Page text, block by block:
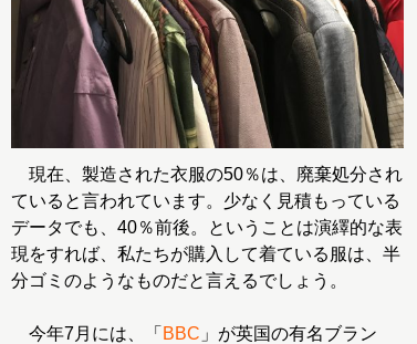
現在、製造された衣服の50％は、廃棄処分され
ていると言われています。少なく見積もっている
データでも、40％前後。ということは演繹的な表
現をすれば、私たちが購入して着ている服は、半
分ゴミのようなものだと言えるでしょう。
今年7月には、「 BBC 」が英国の有名ブラン